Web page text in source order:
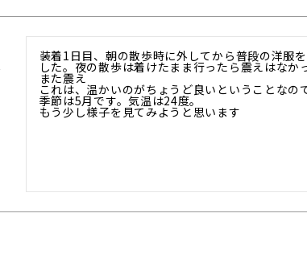
装着1日目、朝の散歩時に外してから普段の洋服
した。夜の散歩は着けたまま行ったら震えはなか
また震え
これは、温かいのがちょうど良いということなの
季節は5月です。気温は24度。
もう少し様子を見てみようと思います